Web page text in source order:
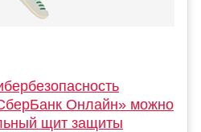
Онлайн» можно
щит защиты